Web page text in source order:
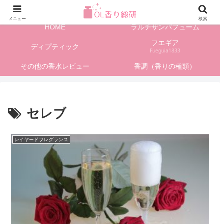
フレグランス情報、香水レビューサイト
HOME ラルチザンパフューム
ディプティック フエギア
Fueguia1833
その他の香水レビュー 香調（香りの種類）
セレブ
レイヤードフレグランス
メニュー 検索